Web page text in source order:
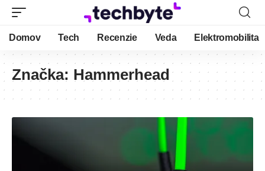
Domov Tech Recenzie Veda Elektromobilita
Značka: Hammerhead